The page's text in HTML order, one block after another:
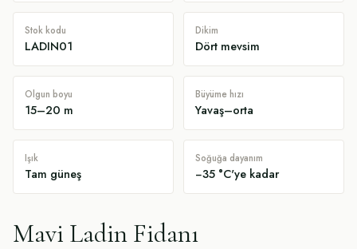
Stok kodu
LADIN01
Dikim
Dört mevsim
Olgun boyu
15–20 m
Büyüme hızı
Yavaş–orta
Işık
Tam güneş
Soğuğa dayanım
−35 °C'ye kadar
Mavi Ladin Fidanı